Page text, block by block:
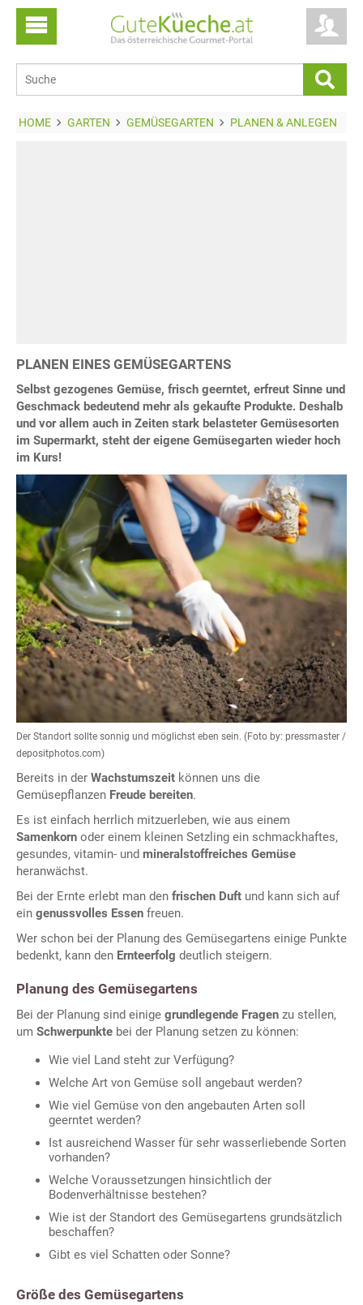
HOME GARTEN GEMÜSEGARTEN PLANEN & ANLEGEN
PLANEN EINES GEMÜSEGARTENS
Selbst gezogenes Gemüse, frisch geerntet, erfreut Sinne und
Geschmack bedeutend mehr als gekaufte Produkte. Deshalb
und vor allem auch in Zeiten stark belasteter Gemüsesorten
im Supermarkt, steht der eigene Gemüsegarten wieder hoch
im Kurs!
Der Standort sollte sonnig und möglichst eben sein. (Foto by: pressmaster /
depositphotos.com)
Bereits in der Wachstumszeit können uns die
Gemüsepflanzen Freude bereiten.
Es ist einfach herrlich mitzuerleben, wie aus einem
Samenkorn oder einem kleinen Setzling ein schmackhaftes,
gesundes, vitamin- und mineralstoffreiches Gemüse
heranwächst.
Bei der Ernte erlebt man den frischen Duft und kann sich auf
ein genussvolles Essen freuen.
Wer schon bei der Planung des Gemüsegartens einige Punkte
bedenkt, kann den Ernteerfolg deutlich steigern.
Planung des Gemüsegartens
Bei der Planung sind einige grundlegende Fragen zu stellen,
um Schwerpunkte bei der Planung setzen zu können:
Wie viel Land steht zur Verfügung?
Welche Art von Gemüse soll angebaut werden?
Wie viel Gemüse von den angebauten Arten soll
geerntet werden?
Ist ausreichend Wasser für sehr wasserliebende Sorten
vorhanden?
Welche Voraussetzungen hinsichtlich der
Bodenverhältnisse bestehen?
Wie ist der Standort des Gemüsegartens grundsätzlich
beschaffen?
Gibt es viel Schatten oder Sonne?
Größe des Gemüsegartens